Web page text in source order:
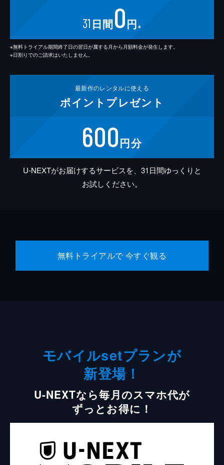
31 日間0円 ※
※無料トライアル期間終了日の翌日が属する月から月額料金が発生します。
※日割りでのご請求はいたしません。
最新作のレンタルに使える
ポイント プレゼント
600円分
U-NEXTがお届けするサービスを、31日間ゆっくりと
お試しください。
無料トライアルで 今すぐ観る
モバイルsetプランが
新登場！
U-NEXTなら毎月のスマホ代が
ずっとお得に！